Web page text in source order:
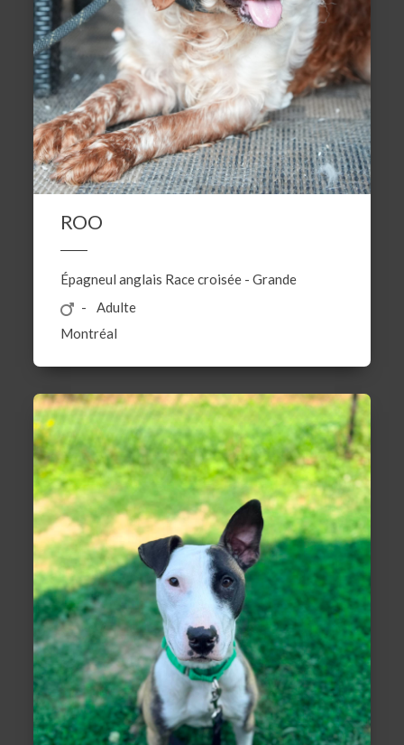
ROO
Épagneul anglais Race croisée -Grande
Adulte
Montréal